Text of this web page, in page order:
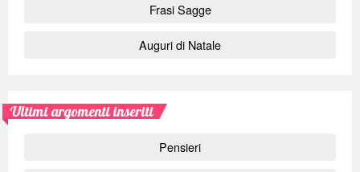
Frasi Sagge
Auguri di Natale
Ultimi argomenti inseriti
Pensieri